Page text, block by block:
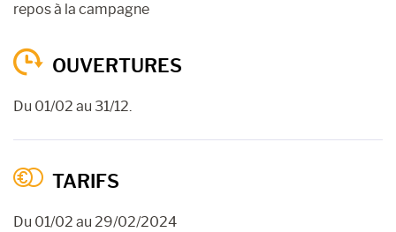
repos à la campagne
OUVERTURES
Du 01/02 au 31/12.
TARIFS
Du 01/02 au 29/02/2024